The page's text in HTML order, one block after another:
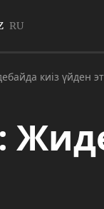
RU
киіз үйден